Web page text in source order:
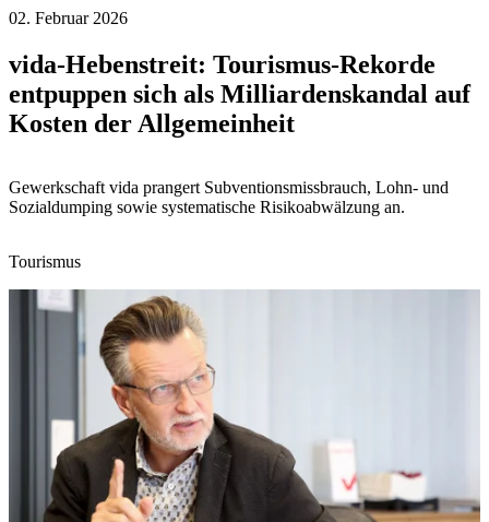
02. Februar 2026
vida-Hebenstreit: Tourismus-Rekorde
entpuppen sich als Milliardenskandal auf
Kosten der Allgemeinheit
Gewerkschaft vida prangert Subventionsmissbrauch, Lohn- und
Sozialdumping sowie systematische Risikoabwälzung an.
Tourismus